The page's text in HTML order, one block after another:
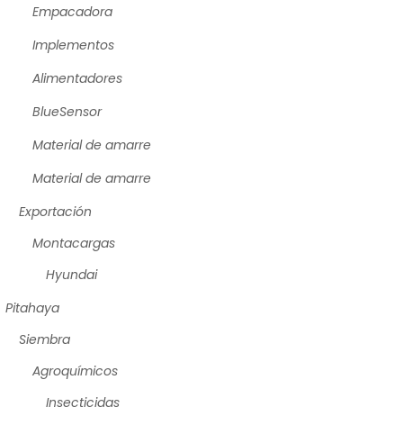
Empacadora
Implementos
Alimentadores
BlueSensor
Material de amarre
Material de amarre
Exportación
Montacargas
Hyundai
Pitahaya
Siembra
Agroquímicos
Insecticidas